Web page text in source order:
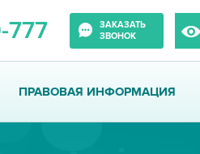
777
ЗАКАЗАТЬ
ЗВОНОК
ПРАВОВАЯ ИНФОРМАЦИЯ